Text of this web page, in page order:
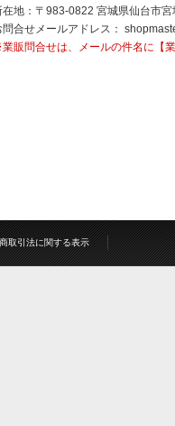
在地：〒983-0822 宮城県仙台市
問合せメールアドレス：
販問合せは、メールの件名に【
取引法に関する表示